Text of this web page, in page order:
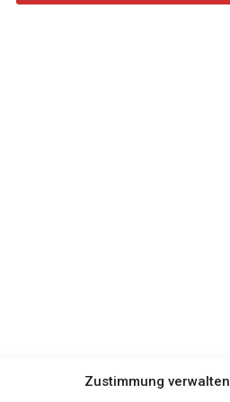
Zustimmung verwalten